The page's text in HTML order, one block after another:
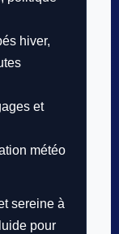
hiver,
et
météo
sereine à
pour